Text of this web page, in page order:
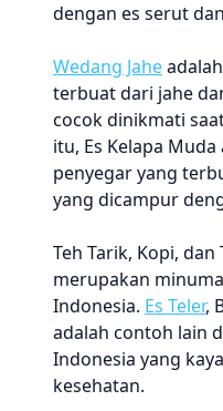
dengan es serut
Wedang Jahe
terbuat dari jahe
cocok dinikmati
itu, Es Kelapa
penyegar yang
yang dicampur
Teh Tarik, Kopi, dan
merupakan
Indonesia. Es Teler,
adalah contoh lain
Indonesia yang
kesehatan.